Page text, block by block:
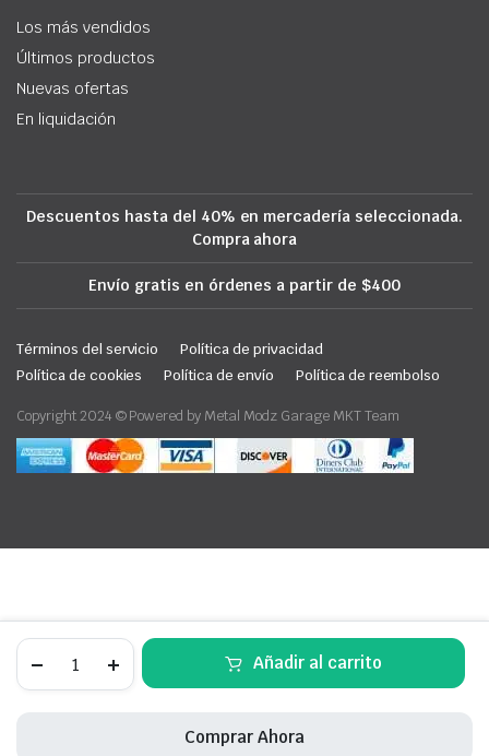
metálica
Añadir al carrito
Comprar Ahora
Los más vendidos
Últimos productos
Nuevas ofertas
En liquidación
Descuentos hasta del 40% en mercadería seleccionada.
Compra ahora
Envío gratis en órdenes a partir de $400
Términos del servicio
Política de privacidad
Política de cookies
Política de envío Política de reembolso
Copyright 2024 © Powered by Metal Modz Garage MKT Team